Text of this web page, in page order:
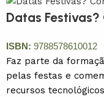
Datas Festivas?
ISBN: 9788578610012
Faz parte da
pelas festas e
recursos